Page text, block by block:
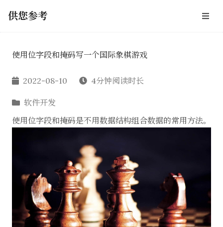
供您参考
使用位字段和掩码写一个国际象棋游戏
2022-08-10 4分钟阅读时长
软件开发
使用位字段和掩码是不用数据结构组合数据的常用方法。